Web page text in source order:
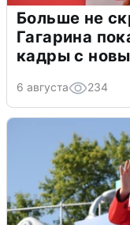
Больше не
Гагарина
кадры с
6 августа 234